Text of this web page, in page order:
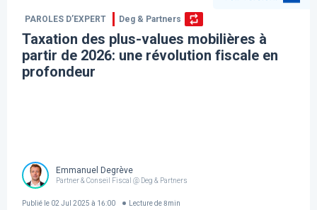
PAROLES D’EXPERT Deg & Partners
Taxation des plus-values mobilières à
partir de 2026: une révolution fiscale en
profondeur
Emmanuel Degrève
Partner & Conseil Fiscal @ Deg & Partners
Publié le 02 Jul 2025 à 16:00 Lecture de 8min